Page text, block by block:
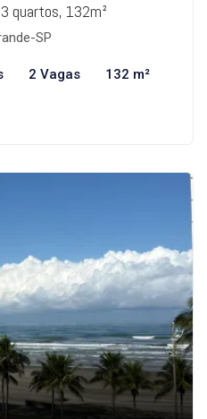
quartos, 132m²
SP
2 Vagas 132 m²